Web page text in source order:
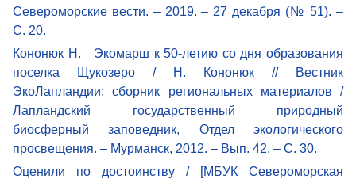
Североморские вести. – 2019. – 27 декабря (№ 51). –
С. 20.
Кононюк Н. Экомарш к 50-летию со дня образования
поселка Щукозеро / Н. Кононюк // Вестник
ЭкоЛапландии: сборник региональных материалов /
Лапландский государственный природный
биосферный заповедник, Отдел экологического
просвещения. – Мурманск, 2012. – Вып. 42. – С. 30.
Оценили по достоинству / [МБУК Североморская